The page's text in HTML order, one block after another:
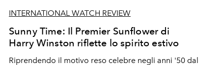
INTERNATIONAL WATCH REVIEW
Sunny Time: Il Premier Sunflower di
Harry Winston riflette lo spirito estivo
Riprendendo il motivo reso celebre negli anni '50 dal